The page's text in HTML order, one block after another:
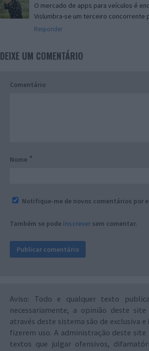
O mercado de apps para veículos é
Vislumbra-se um terceiro concorrente
Responder
DEIXE UM COMENTÁRIO
Comentário
Nome *
Notifique-me de novos comentários por
Também se pode inscrever sem comentar.
Aviso: Todo e qualquer texto
necessariamente, a opinião deste
através deste sistema são de exclusiva
fizerem uso. A administração deste
textos que julgar ofensivos,